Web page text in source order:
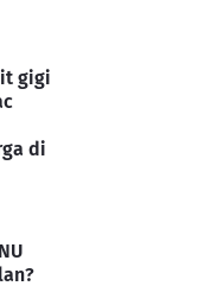
gigi
di